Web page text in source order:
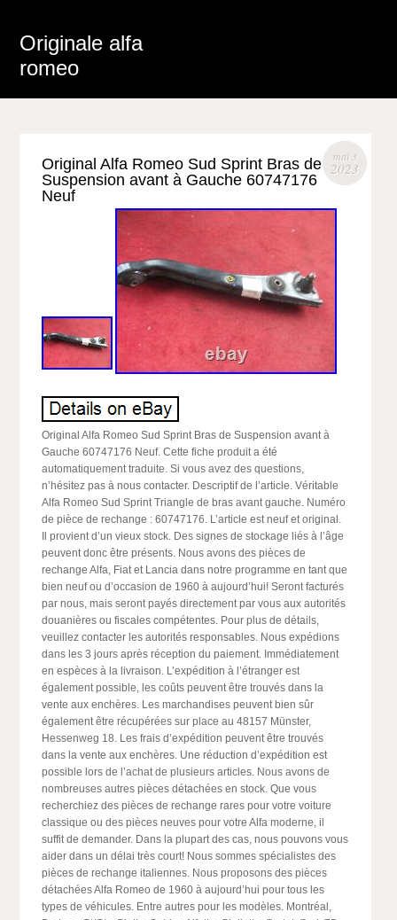
Originale alfa
romeo
mai 3
2023
Original Alfa Romeo Sud Sprint Bras de
Suspension avant à Gauche 60747176
Neuf
Original Alfa Romeo Sud Sprint Bras de Suspension avant à
Gauche 60747176 Neuf. Cette fiche produit a été
automatiquement traduite. Si vous avez des questions,
n’hésitez pas à nous contacter. Descriptif de l’article. Véritable
Alfa Romeo Sud Sprint Triangle de bras avant gauche. Numéro
de pièce de rechange : 60747176. L’article est neuf et original.
Il provient d’un vieux stock. Des signes de stockage liés à l’âge
peuvent donc être présents. Nous avons des pièces de
rechange Alfa, Fiat et Lancia dans notre programme en tant que
bien neuf ou d’occasion de 1960 à aujourd’hui! Seront facturés
par nous, mais seront payés directement par vous aux autorités
douanières ou fiscales compétentes. Pour plus de détails,
veuillez contacter les autorités responsables. Nous expédions
dans les 3 jours après réception du paiement. Immédiatement
en espèces à la livraison. L’expédition à l’étranger est
également possible, les coûts peuvent être trouvés dans la
vente aux enchères. Les marchandises peuvent bien sûr
également être récupérées sur place au 48157 Münster,
Hessenweg 18. Les frais d’expédition peuvent être trouvés
dans la vente aux enchères. Une réduction d’expédition est
possible lors de l’achat de plusieurs articles. Nous avons de
nombreuses autres pièces détachées en stock. Que vous
recherchiez des pièces de rechange rares pour votre voiture
classique ou des pièces neuves pour votre Alfa moderne, il
suffit de demander. Dans la plupart des cas, nous pouvons vous
aider dans un délai très court! Nous sommes spécialistes des
pièces de rechange italiennes. Nous proposons des pièces
détachées Alfa Romeo de 1960 à aujourd’hui pour tous les
types de véhicules. Entre autres pour les modèles. Montréal,